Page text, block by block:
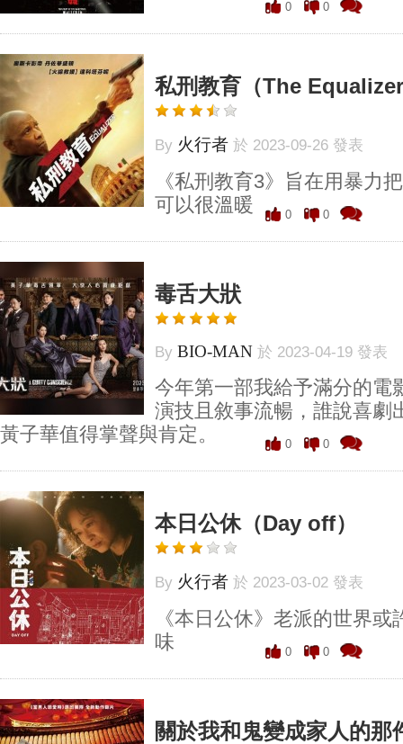
0 0
私刑教育（The
By 火行者 於 2023-09-26 發表
《私刑教育3》旨在用暴力
可以很溫暖
0 0
毒舌大狀
By BIO-MAN 於 2023-04-19 發表
今年第一部我給予滿分的電
演技且敘事流暢，誰說喜劇
黃子華值得掌聲與肯定。
0 0
本日公休（Day off）
By 火行者 於 2023-03-02 發表
《本日公休》老派的世界
味
0 0
關於我和鬼變成家人的